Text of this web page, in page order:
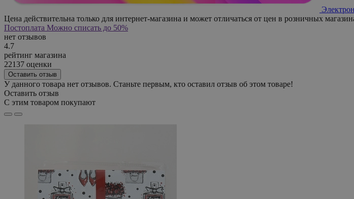
Цена действительна только для интернет-магазина и может отличаться от цен в розничных
Постоплата Можно списать до 50%
нет отзывов
4.7
рейтинг магазина
22137 оценки
Оставить отзыв
У данного товара нет отзывов. Станьте первым, кто оставил отзыв об этом товаре!
Оставить отзыв
С этим товаром покупают